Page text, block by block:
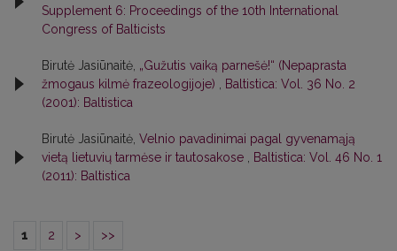
Supplement 6: Proceedings of the 10th International
Congress of Balticists
Birutė Jasiūnaitė, „Gužutis vaiką parnešė!“ (Nepaprasta
žmogaus kilmė frazeologijoje)
Baltistica: Vol. 36 No. 2
(2001): Baltistica
Birutė Jasiūnaitė, Velnio pavadinimai pagal gyvenamąją
vietą lietuvių tarmėse ir tautosakose
Baltistica: Vol. 46 No. 1
(2011): Baltistica
1 2 > >>